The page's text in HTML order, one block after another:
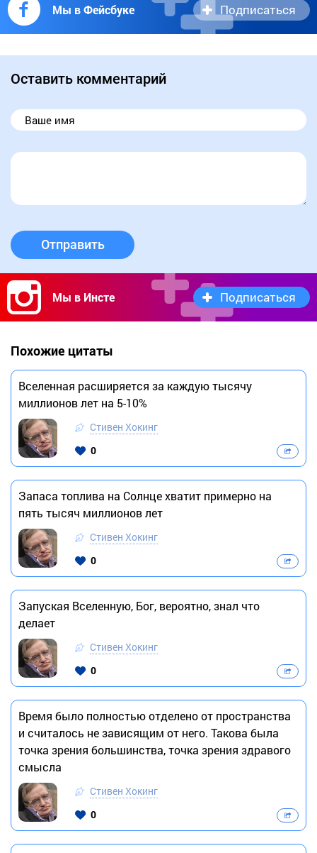
Мы в Фейсбуке Подписаться
Оставить комментарий
Отправить
Мы в Инсте Подписаться
Похожие цитаты
Вселенная расширяется за каждую тысячу
миллионов лет на 5-10%
Стивен Хокинг
0
Запаса топлива на Солнце хватит примерно на
пять тысяч миллионов лет
Стивен Хокинг
0
Запуская Вселенную, Бог, вероятно, знал что
делает
Стивен Хокинг
0
Время было полностью отделено от пространства
и считалось не зависящим от него. Такова была
точка зрения большинства, точка зрения здравого
смысла
Стивен Хокинг
0